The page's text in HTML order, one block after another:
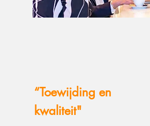
“Toewijding en
kwaliteit"